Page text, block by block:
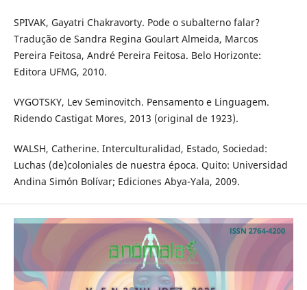
SPIVAK, Gayatri Chakravorty. Pode o subalterno falar?
Tradução de Sandra Regina Goulart Almeida, Marcos
Pereira Feitosa, André Pereira Feitosa. Belo Horizonte:
Editora UFMG, 2010.
VYGOTSKY, Lev Seminovitch. Pensamento e Linguagem.
Ridendo Castigat Mores, 2013 (original de 1923).
WALSH, Catherine. Interculturalidad, Estado, Sociedad:
Luchas (de)coloniales de nuestra época. Quito: Universidad
Andina Simón Bolívar; Ediciones Abya-Yala, 2009.